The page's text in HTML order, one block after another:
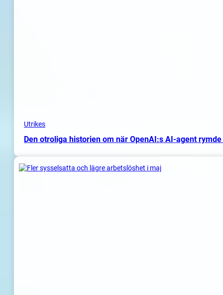
Utrikes
Den otroliga historien om när OpenAI:s AI-agent